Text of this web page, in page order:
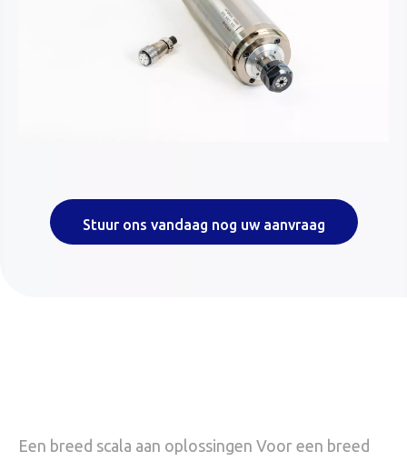
Stuur ons vandaag nog uw aanvraag
Een breed scala aan oplossingen Voor een breed